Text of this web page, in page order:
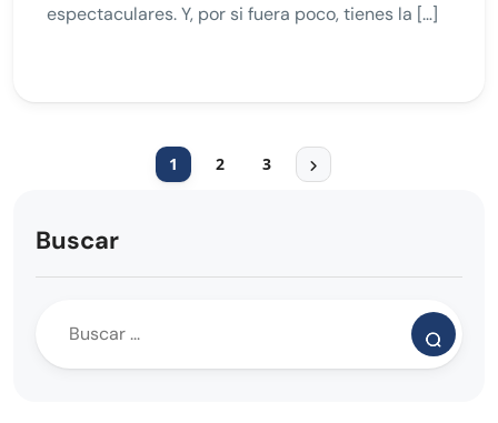
espectaculares. Y, por si fuera poco, tienes la […]
1 2 3
Buscar